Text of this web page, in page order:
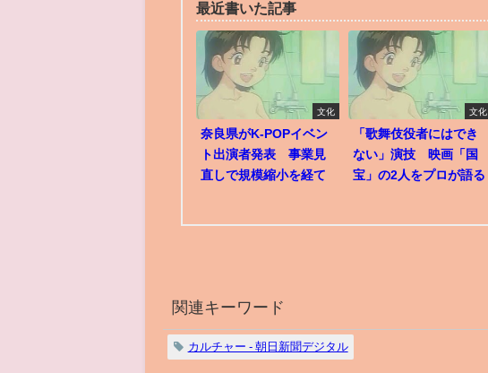
最近書いた記事
文化
奈良県がK-POPイベン
ト出演者発表 事業見
直しで規模縮小を経て
文化
「歌舞伎役者にはでき
ない」演技 映画「国
宝」の2人をプロが語る
関連キーワード
カルチャー - 朝日新聞デジタル